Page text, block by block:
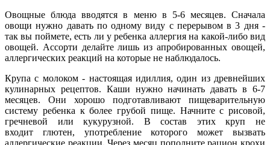
Овощные блюда вводятся в меню в 5-6 месяцев. Сначала
овощи нужно давать по одному виду с перерывом в 3 дня -
так вы поймете, есть ли у ребенка аллергия на какой-либо вид
овощей. Ассорти делайте лишь из апробированных овощей,
аллергических реакций на которые не наблюдалось.
Крупа с молоком - настоящая идиллия, один из древнейших
кулинарных рецептов. Каши нужно начинать давать в 6-7
месяцев. Они хорошо подготавливают пищеварительную
систему ребенка к более грубой пище. Начните с рисовой,
гречневой или кукурузной. В состав этих круп не
входит глютен, употребление которого может вызвать
аллергические реакции. Через месяц пополните рацион крохи